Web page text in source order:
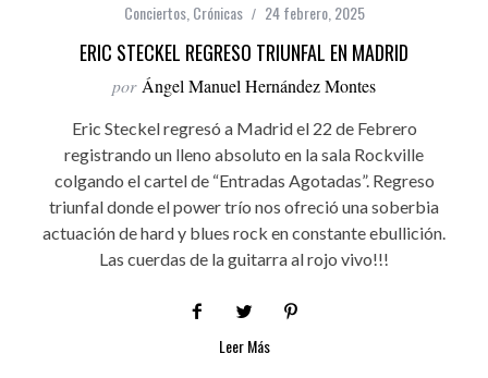
Conciertos, Crónicas 24 febrero, 2025
ERIC STECKEL REGRESO TRIUNFAL EN MADRID
por Ángel Manuel Hernández Montes
Eric Steckel regresó a Madrid el 22 de Febrero
registrando un lleno absoluto en la sala Rockville
colgando el cartel de “Entradas Agotadas”. Regreso
triunfal donde el power trío nos ofreció una soberbia
actuación de hard y blues rock en constante ebullición.
Las cuerdas de la guitarra al rojo vivo!!!
Leer Más